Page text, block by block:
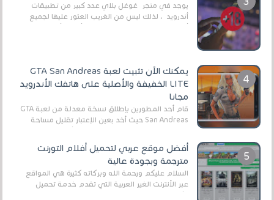
يوجد في متجر غوغل بلاي عدد كبير من تطبيقات
أندرويد ، لذلك ليس من الغريب العثور عليها لجميع
يمكنك الآن تثبيت لعبة GTA San Andreas
LITE الخفيفة والأصلية على هاتفك الأندرويد
مجانا
قام أحد المطورين بإطلاق نسخة معدلة من لعبة GTA
San Andreas حيث أخد بعين الإعتبار تقليل مساحة
أفضل موقع عربي لتحميل أفلام التورنت
مترجمة وبجودة عالية
السلام عليكم ورحمة الله وبركاته كثيرة هي المواقع
عبر الأنترنت الغير العربية التي تقدم خدمة تحميل
الأفلام على التورنت ، ومعظم هذه المواقع ل...